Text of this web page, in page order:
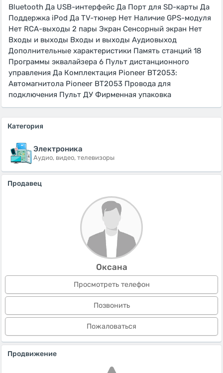
Bluetooth Да USB-интерфейс Да Порт для SD-карты Да
Поддержка iPod Да TV-тюнер Нет Наличие GPS-модуля
Нет RCA-выходы 2 пары Экран Сенсорный экран Нет
Входы и выходы Входы и выходы Аудиовыход
Дополнительные характеристики Память станций 18
Программы эквалайзера 6 Пульт дистанционного
управления Да Комплектация Pioneer BT2053:
Автомагнитола Pioneer BT2053 Провода для
подключения Пульт ДУ Фирменная упаковка
Категория
Электроника
Аудио, видео, телевизоры
Продавец
Оксана
Просмотреть телефон
Позвонить
Пожаловаться
Продвижение